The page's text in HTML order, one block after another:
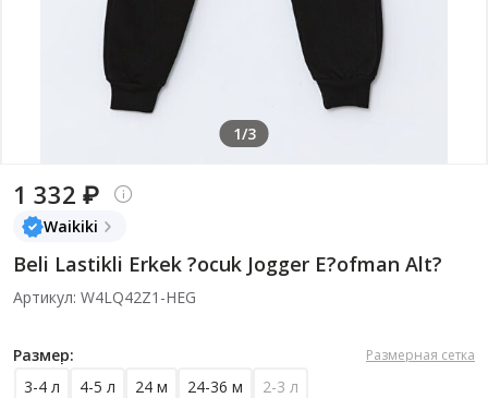
1/3
1 332 ₽
Waikiki
Beli Lastikli Erkek ?ocuk Jogger E?ofman Alt?
Артикул: W4LQ42Z1-HEG
Размер: Размерная сетка
3-4 л 4-5 л 24 м 24-36 м
2-3 л